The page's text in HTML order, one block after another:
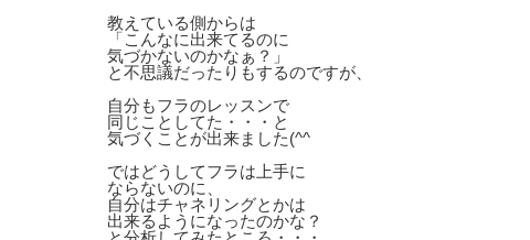
教えている側からは
「こんなに出来てるのに
気づかないのかなぁ？」
と不思議だったりもするのですが、
自分もフラのレッスンで
同じことしてた・・・と
気づくことが出来ました(^^ゞ
ではどうしてフラは上手に
ならないのに、
自分はチャネリングとかは
出来るようになったのかな？